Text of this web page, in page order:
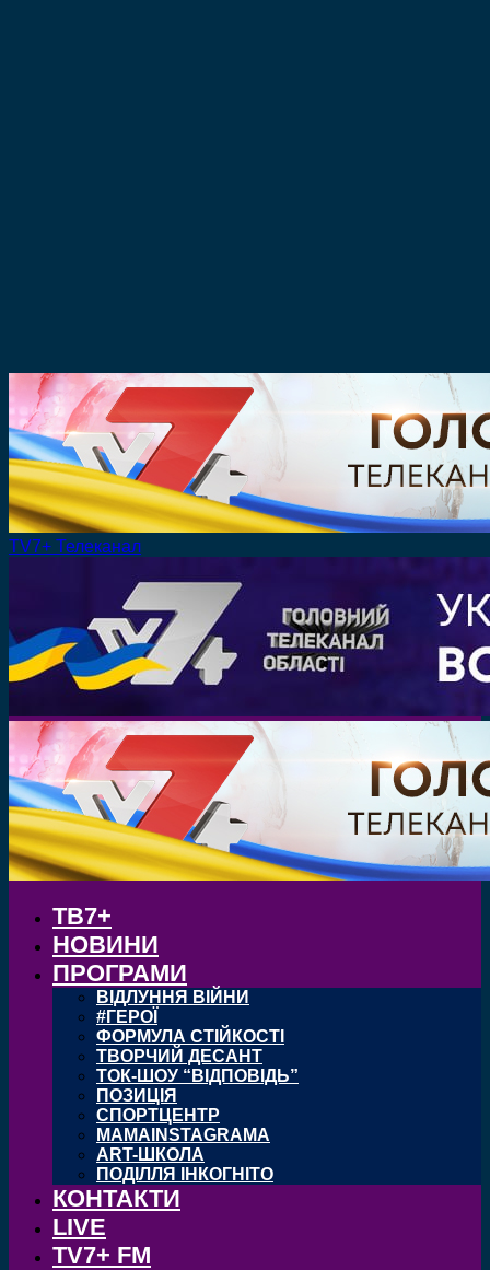
TV7+ Телеканал
ТВ7+
НОВИНИ
ПРОГРАМИ
ВІДЛУННЯ ВІЙНИ
#ГЕРОЇ
ФОРМУЛА СТІЙКОСТІ
ТВОРЧИЙ ДЕСАНТ
ТОК-ШОУ “ВІДПОВІДЬ”
ПОЗИЦІЯ
СПОРТЦЕНТР
MAMAINSTAGRAMA
ART-ШКОЛА
ПОДІЛЛЯ ІНКОГНІТО
КОНТАКТИ
LIVE
TV7+ FM